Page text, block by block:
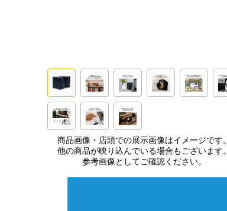
商品画像・店頭での展示画像はイメージです。
他の商品が映り込んでいる場合もございます。
参考画像としてご確認ください。